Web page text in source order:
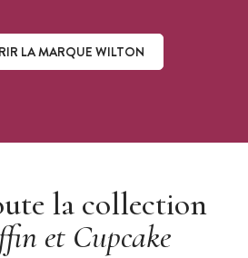
LA MARQUE WILTON
la collection
et Cupcake